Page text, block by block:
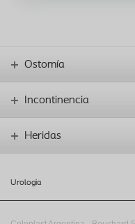
Ostomía
Incontinencia
Heridas
Urologia